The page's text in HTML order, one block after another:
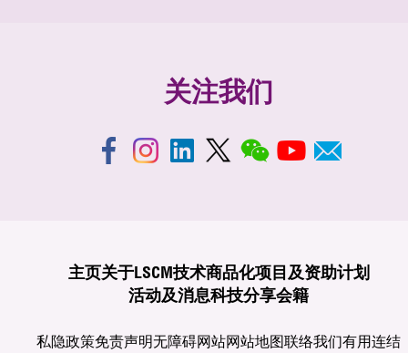
关注我们
主页关于LSCM技术商品化项目及资助计划
活动及消息科技分享会籍
私隐政策免责声明无障碍网站网站地图联络我们有用连结